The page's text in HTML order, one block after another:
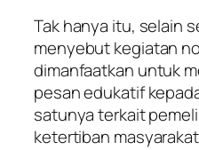
Tak hanya itu, selain
menyebut kegiatan
dimanfaatkan untuk
pesan edukatif
satunya terkait
ketertiban